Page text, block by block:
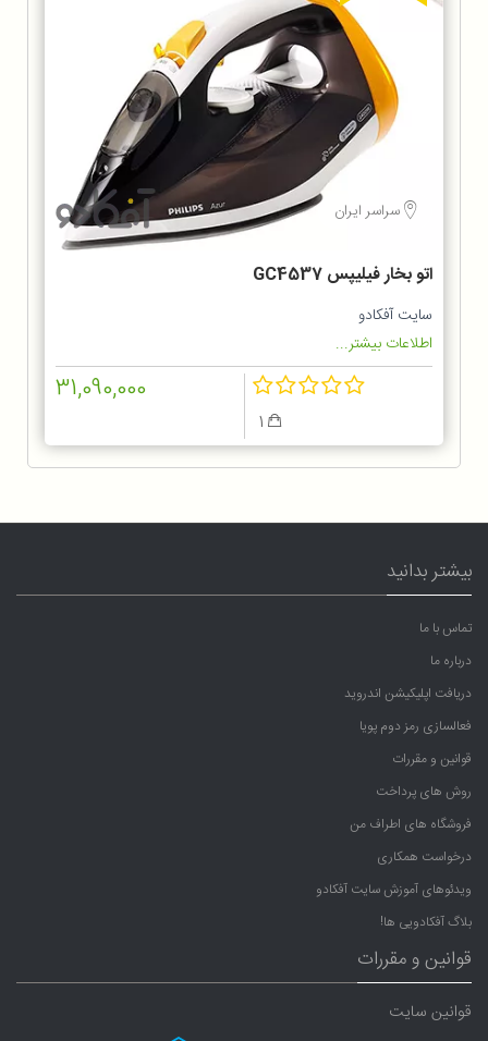
سراسر ایران
اتو بخار فیلیپس GC4537
سایت آفکادو
اطلاعات بیشتر...
31,090,000
بیشتر بدانید
تماس با ما
درباره ما
دریافت اپلیکیشن اندروید
فعالسازی رمز دوم پویا
قوانین و مقررات
روش های پرداخت
فروشگاه های اطراف من
درخواست همکاری
ویدئوهای آموزش سایت آفکادو
بلاگ آفکادویی ها!
قوانین و مقررات
قوانین سایت